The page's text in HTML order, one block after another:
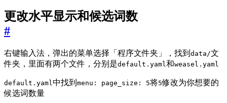
更改水平显示和候选词数
#
右键输入法，弹出的菜单选择「程序文件夹」，找到 data/文
件夹，里面有两个文件，分别是default.yaml和weasel.yaml
default.yaml中找到 menu: page_size: 5将5修改为你想要的
候选词数量